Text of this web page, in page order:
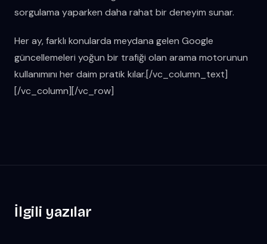
sorgulama yaparken daha rahat bir deneyim sunar.
Her ay, farklı konularda meydana gelen Google
güncellemeleri yoğun bir trafiği olan arama motorunun
kullanımını her daim pratik kılar.[/vc_column_text]
[/vc_column][/vc_row]
İlgili yazılar